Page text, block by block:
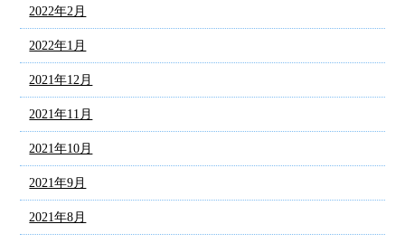
2022年2月
2022年1月
2021年12月
2021年11月
2021年10月
2021年9月
2021年8月